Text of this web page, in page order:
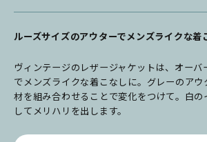
ルーズサイズのアウターでメンズライクな着
ヴィンテージのレザージャケットは、オーバ
でメンズライクな着こなしに。グレーのア
材を組み合わせることで変化をつけて。白
してメリハリを出します。